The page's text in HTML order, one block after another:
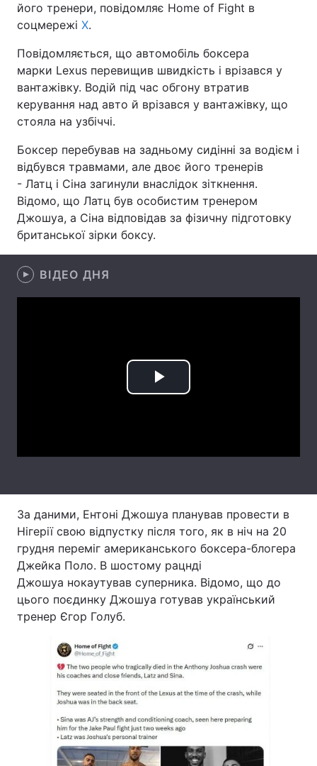
Україна
Економіка Світ
Спорт Наука
Техно і зв'язок
Зброя Інциденти
Здоров'я Туризм
Погода
Екологія
Лонгріди
Тема оформлення
його тренери, повідомляє Home of Fight в
соцмережі Х.
Повідомляється, що автомобіль боксера
марки Lexus перевищив швидкість і врізався у
вантажівку. Водій під час обгону втратив
керування над авто й врізався у вантажівку, що
стояла на узбіччі.
Боксер перебував на задньому сидінні за водієм і
відбувся травмами, але двоє його тренерів
- Латц і Сіна загинули внаслідок зіткнення.
Відомо, що Латц був особистим тренером
Джошуа, а Сіна відповідав за фізичну підготовку
британської зірки боксу.
ВІДЕО ДНЯ
Play
За даними, Ентоні Джошуа планував провести в
Нігерії свою відпустку після того, як в ніч на 20
грудня переміг американського боксера-блогера
Джейка Поло. В шостому рацнді
Джошуа нокаутував суперника. Відомо, що до
цього поєдинку Джошуа готував український
тренер Єгор Голуб.